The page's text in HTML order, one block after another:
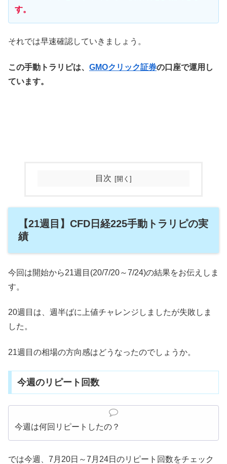
す。
それでは早速確認していきましょう。
この手動トラリピは、 GMOクリック証券の口座で運用し
ています。
目次
【21週目】CFD日経225手動トラリピの実
績
今回は開始から21週目(20/7/20～7/24)の結果をお伝えしま
す。
20週目は、週半ばに上値チャレンジしましたが失敗しま
した。
21週目の相場の方向感はどうなったのでしょうか。
今週のリピート回数
今週は何回リピートしたの？
では今週、7月20日～7月24日のリピート回数をチェック